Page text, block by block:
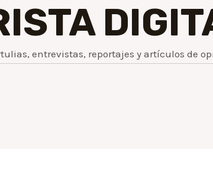
entrevistas, reportajes y artículos de